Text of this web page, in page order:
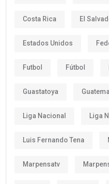
Costa Rica El
Estados Unidos
Futbol Fútbol
Guastatoya
Liga Nacional Liga
Luis Fernando Tena
Marpensatv